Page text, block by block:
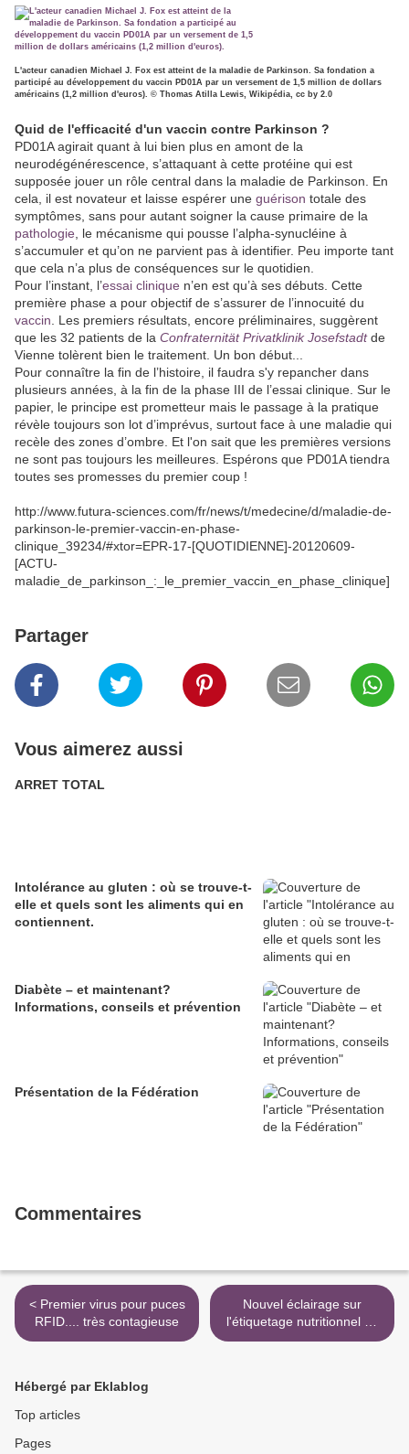
L'acteur canadien Michael J. Fox est atteint de la maladie de Parkinson. Sa fondation a
participé au développement du vaccin PD01A par un versement de 1,5 million de dollars
américains (1,2 million d'euros). © Thomas Atilla Lewis, Wikipédia, cc by 2.0
Quid de l'efficacité d'un vaccin contre Parkinson ?
PD01A agirait quant à lui bien plus en amont de la
neurodégénérescence, s’attaquant à cette protéine qui est
supposée jouer un rôle central dans la maladie de Parkinson. En
cela, il est novateur et laisse espérer une guérison totale des
symptômes, sans pour autant soigner la cause primaire de la
pathologie , le mécanisme qui pousse l’alpha-synucléine à
s’accumuler et qu’on ne parvient pas à identifier. Peu importe tant
que cela n’a plus de conséquences sur le quotidien.
Pour l’instant, l’essai clinique n’en est qu’à ses débuts. Cette
première phase a pour objectif de s’assurer de l’innocuité du
vaccin . Les premiers résultats, encore préliminaires, suggèrent
que les 32 patients de la Confraternität Privatklinik Josefstadtde
Vienne tolèrent bien le traitement. Un bon début...
Pour connaître la fin de l’histoire, il faudra s'y repancher dans
plusieurs années, à la fin de la phase III de l’essai clinique. Sur le
papier, le principe est prometteur mais le passage à la pratique
révèle toujours son lot d’imprévus, surtout face à une maladie qui
recèle des zones d’ombre. Et l'on sait que les premières versions
ne sont pas toujours les meilleures. Espérons que PD01A tiendra
toutes ses promesses du premier coup !
http://www.futura-sciences.com/fr/news/t/medecine/d/maladie-de-
parkinson-le-premier-vaccin-en-phase-
clinique_39234/#xtor=EPR-17-[QUOTIDIENNE]-20120609-
[ACTU-
maladie_de_parkinson_:_le_premier_vaccin_en_phase_clinique]
Partager
Vous aimerez aussi
ARRET TOTAL
Intolérance au gluten : où se trouve-t-
elle et quels sont les aliments qui en
contiennent.
Diabète – et maintenant?
Informations, conseils et prévention
Présentation de la Fédération
Commentaires
< Premier virus pour puces
RFID.... très contagieuse
Nouvel éclairage sur
l'étiquetage nutritionnel en
Europe >
Hébergé par Eklablog
Top articles
Pages